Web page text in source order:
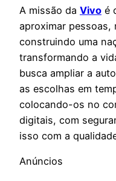
A missão da Vivo é
aproximar pessoas,
construindo uma
transformando a
busca ampliar a
as escolhas em
colocando-os no
digitais, com
isso com a
Anúncios